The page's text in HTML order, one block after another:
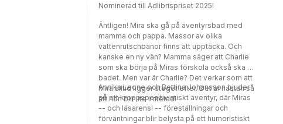
Nominerad till Adlibrispriset 2025!
Äntligen! Mira ska gå på äventyrsbad med
mamma och pappa. Massor av olika
vattenrutschbanor finns att upptäcka. Och
kanske en ny vän? Mamma säger att Charlie
som ska börja på Miras förskola också ska till
badet. Men var är Charlie? Det verkar som att
Mira alltid ligger steget efter. Det är nästan så
att hon blir lite irriterad!
Annika Leone och Bettina Johansson bjuder
på ett kroppspositivistiskt äventyr, där Miras
-- och läsarens! -- föreställningar och
förväntningar blir belysta på ett humoristiskt